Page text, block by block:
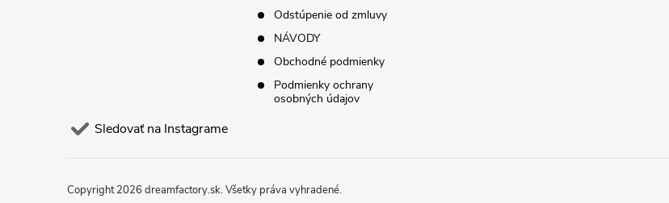
Sledovať na Instagrame
Odstúpenie od zmluvy
NÁVODY
Obchodné podmienky
Podmienky ochrany
osobných údajov
Copyright 2026 dreamfactory.sk. Všetky práva vyhradené.